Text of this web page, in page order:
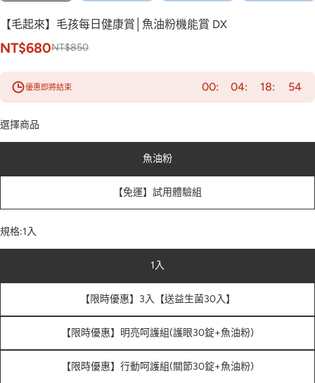
【毛起來】毛孩每日健康賞│魚油粉機能賞 DX
NT$680NT$850
優惠即將結束 00 04 18 52
選擇商品
魚油粉
【免運】試用體驗組
規格:1入
1入
【限時優惠】3入【送益生菌30入】
【限時優惠】明亮呵護組(護眼30錠+魚油粉)
【限時優惠】行動呵護組(關節30錠+魚油粉)